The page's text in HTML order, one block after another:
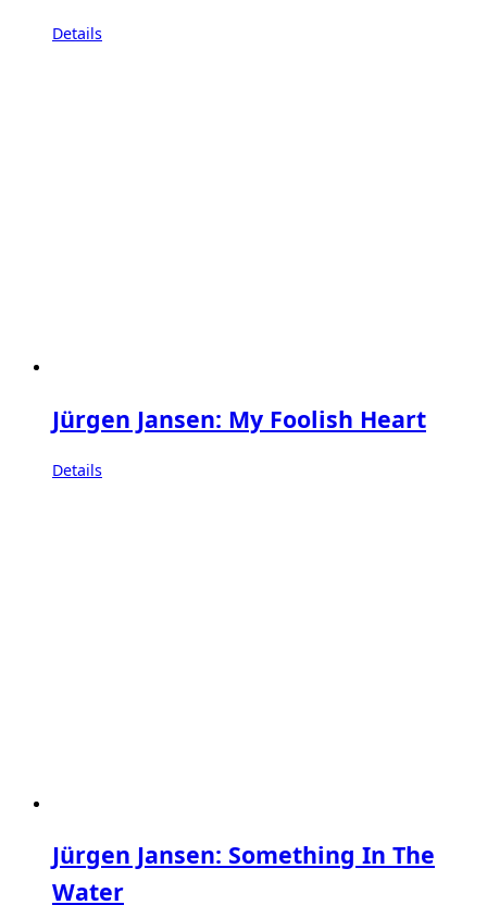
Details
Jürgen Jansen: My Foolish Heart
Details
Jürgen Jansen: Something In The
Water